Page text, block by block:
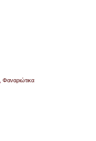
,Φαναριώτικα